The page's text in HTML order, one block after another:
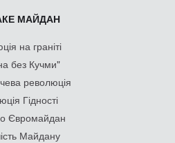
МАЙДАН
на граніті
без Кучми"
революція
Гідності
Євромайдан
Майдану